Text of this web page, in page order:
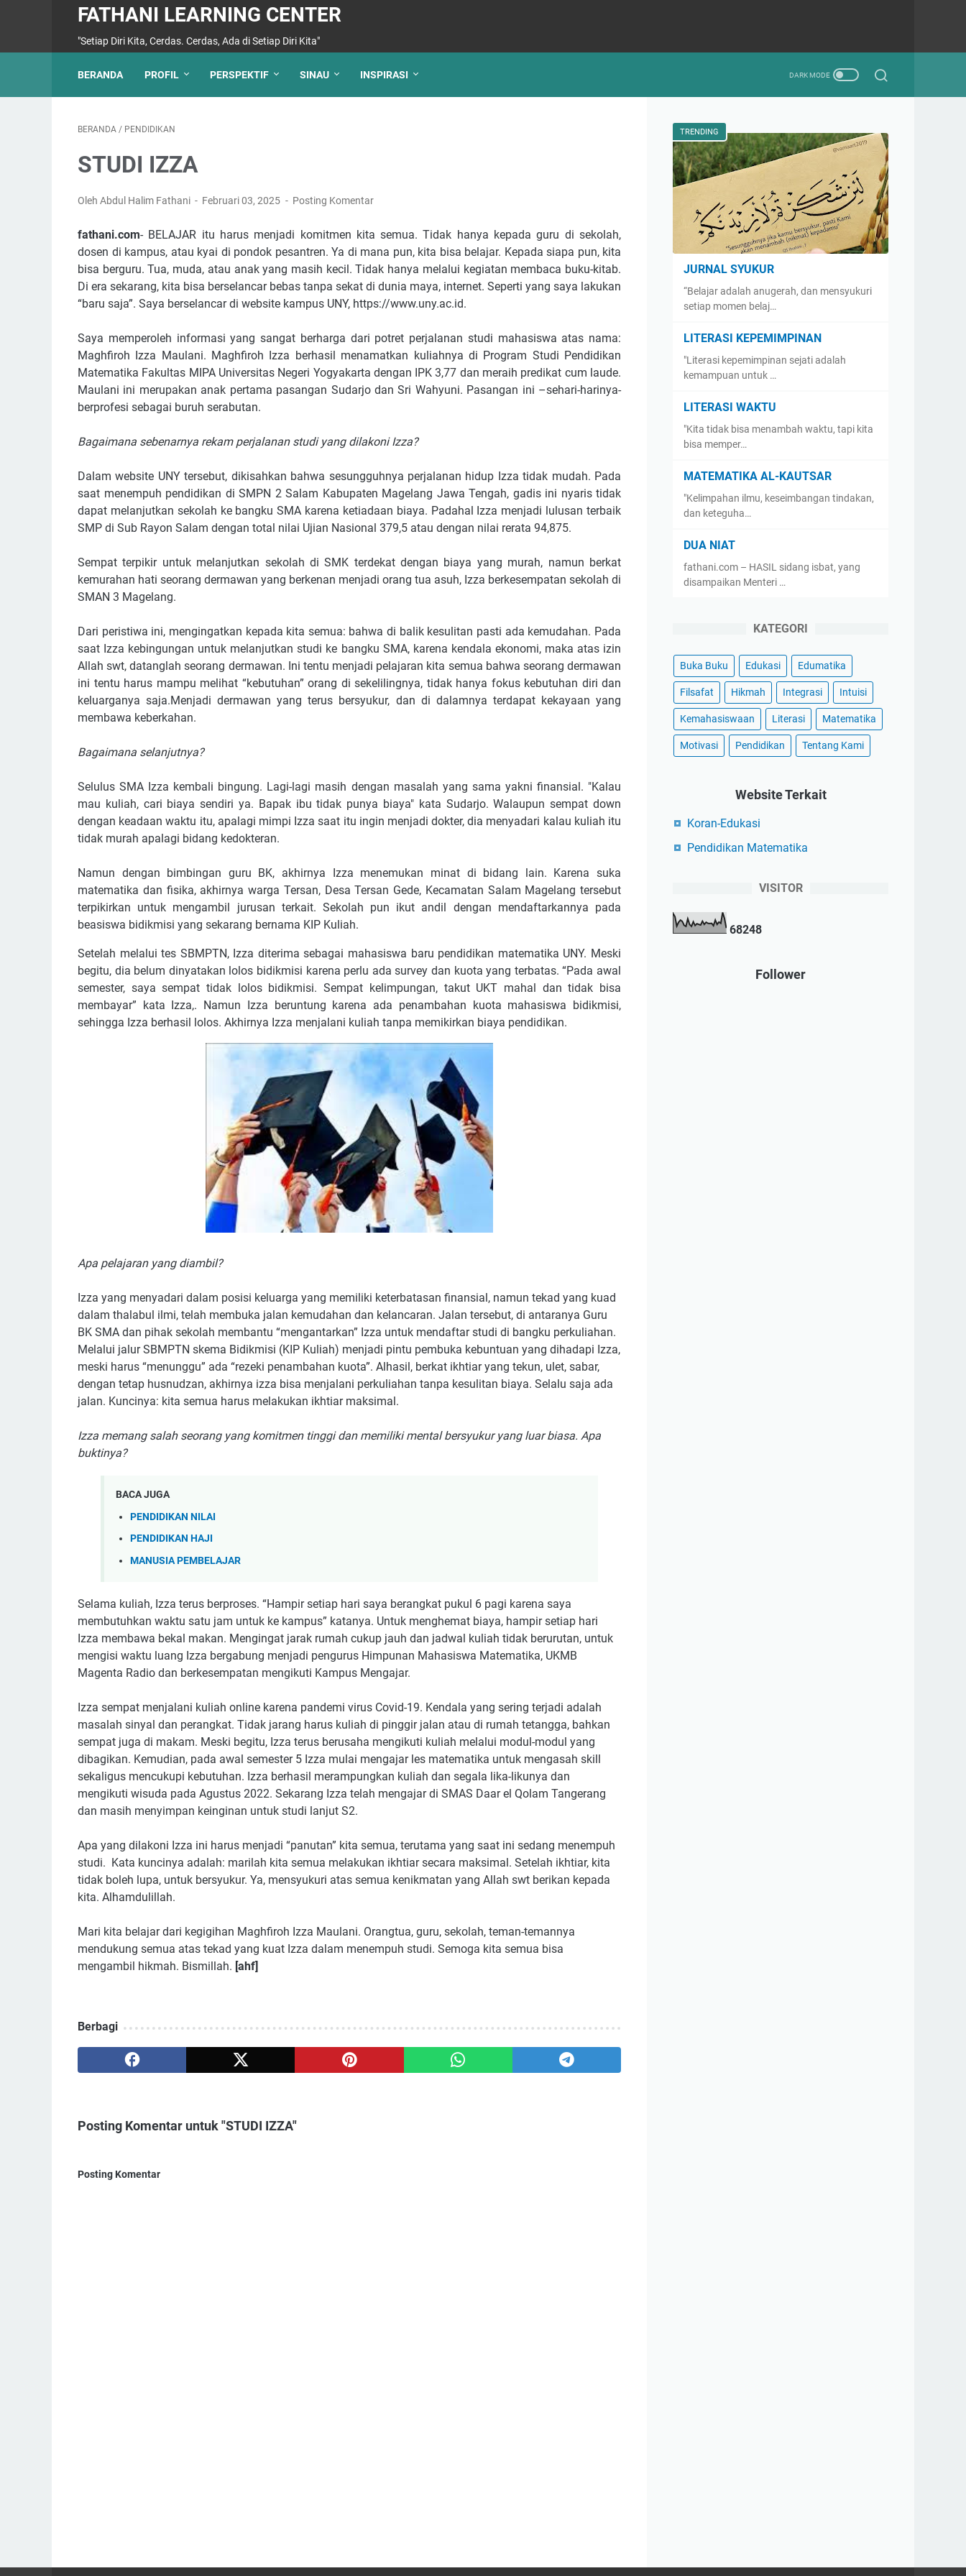
FATHANI LEARNING CENTER
"Setiap Diri Kita, Cerdas. Cerdas, Ada di Setiap Diri Kita"
BERANDA PROFIL PERSPEKTIF SINAU INSPIRASI
BERANDA / PENDIDIKAN
STUDI IZZA
Oleh Abdul Halim Fathani Februari 03, 2025 Posting Komentar
fathani.com- BELAJAR itu harus menjadi komitmen kita semua. Tidak hanya kepada guru di sekolah,
dosen di kampus, atau kyai di pondok pesantren. Ya di mana pun, kita bisa belajar. Kepada siapa pun, kita
bisa berguru. Tua, muda, atau anak yang masih kecil. Tidak hanya melalui kegiatan membaca buku-kitab.
Di era sekarang, kita bisa berselancar bebas tanpa sekat di dunia maya, internet. Seperti yang saya lakukan
“baru saja”. Saya berselancar di website kampus UNY, https://www.uny.ac.id.
Saya memperoleh informasi yang sangat berharga dari potret perjalanan studi mahasiswa atas nama:
Maghfiroh Izza Maulani. Maghfiroh Izza berhasil menamatkan kuliahnya di Program Studi Pendidikan
Matematika Fakultas MIPA Universitas Negeri Yogyakarta dengan IPK 3,77 dan meraih predikat cum laude.
Maulani ini merupakan anak pertama pasangan Sudarjo dan Sri Wahyuni. Pasangan ini –sehari-harinya-
berprofesi sebagai buruh serabutan.
Bagaimana sebenarnya rekam perjalanan studi yang dilakoni Izza?
Dalam website UNY tersebut, dikisahkan bahwa sesungguhnya perjalanan hidup Izza tidak mudah. Pada
saat menempuh pendidikan di SMPN 2 Salam Kabupaten Magelang Jawa Tengah, gadis ini nyaris tidak
dapat melanjutkan sekolah ke bangku SMA karena ketiadaan biaya. Padahal Izza menjadi lulusan terbaik
SMP di Sub Rayon Salam dengan total nilai Ujian Nasional 379,5 atau dengan nilai rerata 94,875.
Sempat terpikir untuk melanjutkan sekolah di SMK terdekat dengan biaya yang murah, namun berkat
kemurahan hati seorang dermawan yang berkenan menjadi orang tua asuh, Izza berkesempatan sekolah di
SMAN 3 Magelang.
Dari peristiwa ini, mengingatkan kepada kita semua: bahwa di balik kesulitan pasti ada kemudahan. Pada
saat Izza kebingungan untuk melanjutkan studi ke bangku SMA, karena kendala ekonomi, maka atas izin
Allah swt, datanglah seorang dermawan. Ini tentu menjadi pelajaran kita semua bahwa seorang dermawan
ini tentu harus mampu melihat “kebutuhan” orang di sekelilingnya, tidak hanya fokus kebutuhan diri dan
keluarganya saja.Menjadi dermawan yang terus bersyukur, dan di dalamnya terdapat kekayaan yang
membawa keberkahan.
Bagaimana selanjutnya?
Selulus SMA Izza kembali bingung. Lagi-lagi masih dengan masalah yang sama yakni finansial. "Kalau
mau kuliah, cari biaya sendiri ya. Bapak ibu tidak punya biaya" kata Sudarjo. Walaupun sempat down
dengan keadaan waktu itu, apalagi mimpi Izza saat itu ingin menjadi dokter, dia menyadari kalau kuliah itu
tidak murah apalagi bidang kedokteran.
Namun dengan bimbingan guru BK, akhirnya Izza menemukan minat di bidang lain. Karena suka
matematika dan fisika, akhirnya warga Tersan, Desa Tersan Gede, Kecamatan Salam Magelang tersebut
terpikirkan untuk mengambil jurusan terkait. Sekolah pun ikut andil dengan mendaftarkannya pada
beasiswa bidikmisi yang sekarang bernama KIP Kuliah.
Setelah melalui tes SBMPTN, Izza diterima sebagai mahasiswa baru pendidikan matematika UNY. Meski
begitu, dia belum dinyatakan lolos bidikmisi karena perlu ada survey dan kuota yang terbatas. “Pada awal
semester, saya sempat tidak lolos bidikmisi. Sempat kelimpungan, takut UKT mahal dan tidak bisa
membayar” kata Izza,. Namun Izza beruntung karena ada penambahan kuota mahasiswa bidikmisi,
sehingga Izza berhasil lolos. Akhirnya Izza menjalani kuliah tanpa memikirkan biaya pendidikan.
Apa pelajaran yang diambil?
Izza yang menyadari dalam posisi keluarga yang memiliki keterbatasan finansial, namun tekad yang kuad
dalam thalabul ilmi, telah membuka jalan kemudahan dan kelancaran. Jalan tersebut, di antaranya Guru
BK SMA dan pihak sekolah membantu “mengantarkan” Izza untuk mendaftar studi di bangku perkuliahan.
Melalui jalur SBMPTN skema Bidikmisi (KIP Kuliah) menjadi pintu pembuka kebuntuan yang dihadapi Izza,
meski harus “menunggu” ada “rezeki penambahan kuota”. Alhasil, berkat ikhtiar yang tekun, ulet, sabar,
dengan tetap husnudzan, akhirnya izza bisa menjalani perkuliahan tanpa kesulitan biaya. Selalu saja ada
jalan. Kuncinya: kita semua harus melakukan ikhtiar maksimal.
Izza memang salah seorang yang komitmen tinggi dan memiliki mental bersyukur yang luar biasa. Apa
buktinya?
BACA JUGA
PENDIDIKAN NILAI
PENDIDIKAN HAJI
MANUSIA PEMBELAJAR
Selama kuliah, Izza terus berproses. “Hampir setiap hari saya berangkat pukul 6 pagi karena saya
membutuhkan waktu satu jam untuk ke kampus” katanya. Untuk menghemat biaya, hampir setiap hari
Izza membawa bekal makan. Mengingat jarak rumah cukup jauh dan jadwal kuliah tidak berurutan, untuk
mengisi waktu luang Izza bergabung menjadi pengurus Himpunan Mahasiswa Matematika, UKMB
Magenta Radio dan berkesempatan mengikuti Kampus Mengajar.
Izza sempat menjalani kuliah online karena pandemi virus Covid-19. Kendala yang sering terjadi adalah
masalah sinyal dan perangkat. Tidak jarang harus kuliah di pinggir jalan atau di rumah tetangga, bahkan
sempat juga di makam. Meski begitu, Izza terus berusaha mengikuti kuliah melalui modul-modul yang
dibagikan. Kemudian, pada awal semester 5 Izza mulai mengajar les matematika untuk mengasah skill
sekaligus mencukupi kebutuhan. Izza berhasil merampungkan kuliah dan segala lika-likunya dan
mengikuti wisuda pada Agustus 2022. Sekarang Izza telah mengajar di SMAS Daar el Qolam Tangerang
dan masih menyimpan keinginan untuk studi lanjut S2.
Apa yang dilakoni Izza ini harus menjadi “panutan” kita semua, terutama yang saat ini sedang menempuh
studi. Kata kuncinya adalah: marilah kita semua melakukan ikhtiar secara maksimal. Setelah ikhtiar, kita
tidak boleh lupa, untuk bersyukur. Ya, mensyukuri atas semua kenikmatan yang Allah swt berikan kepada
kita. Alhamdulillah.
Mari kita belajar dari kegigihan Maghfiroh Izza Maulani. Orangtua, guru, sekolah, teman-temannya
mendukung semua atas tekad yang kuat Izza dalam menempuh studi. Semoga kita semua bisa
mengambil hikmah. Bismillah. [ahf]
Berbagi
Posting Komentar untuk "STUDI IZZA"
Posting Komentar
TRENDING
JURNAL SYUKUR
“Belajar adalah anugerah, dan mensyukuri
setiap momen belaj…
LITERASI KEPEMIMPINAN
"Literasi kepemimpinan sejati adalah
kemampuan untuk …
LITERASI WAKTU
"Kita tidak bisa menambah waktu, tapi kita
bisa memper…
MATEMATIKA AL-KAUTSAR
"Kelimpahan ilmu, keseimbangan tindakan,
dan keteguha…
DUA NIAT
fathani.com – HASIL sidang isbat, yang
disampaikan Menteri …
KATEGORI
Buka Buku Edukasi Edumatika
Filsafat Hikmah Integrasi Intuisi
Kemahasiswaan Literasi Matematika
Motivasi Pendidikan Tentang Kami
Website Terkait
Koran-Edukasi
Pendidikan Matematika
VISITOR
68248
Follower